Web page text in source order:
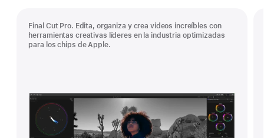
Final Cut Pro. Edita, organiza y crea videos increíbles con
herramientas creativas líderes en la industria optimizadas
para los chips de Apple.